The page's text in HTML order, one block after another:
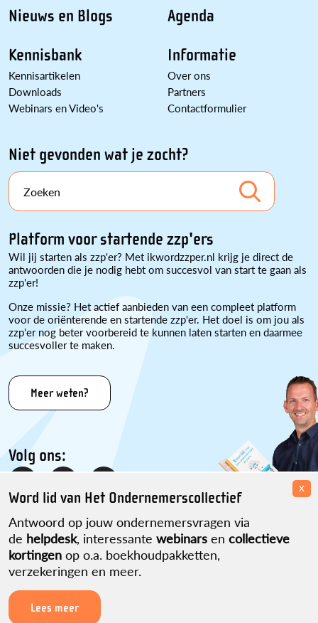
Nieuws en Blogs
Kennisbank
Kennisartikelen
Downloads
Webinars en Video's
Agenda
Informatie
Over ons
Partners
Contactformulier
Niet gevonden wat je zocht?
Zoeken
Platform voor startende zzp'ers
Wil jij starten als zzp'er? Met ikwordzzper.nl krijg je direct de
antwoorden die je nodig hebt om succesvol van start te gaan als
zzp'er!
Onze missie? Het actief aanbieden van een compleet platform
voor de oriënterende en startende zzp'er. Het doel is om jou als
zzp'er nog beter voorbereid te kunnen laten starten en daarmee
succesvoller te maken.
Meer weten?
Volg ons:
Disclaimer Over ons Contact
ikwordzzper.nl is een initiatief van Martijn Pennekamp.
Word lid van Het Ondernemerscollectief
Antwoord op jouw ondernemersvragen via
de helpdesk, interessante webinars en collectieve
kortingen op o.a. boekhoudpakketten,
verzekeringen en meer.
Lees meer
x